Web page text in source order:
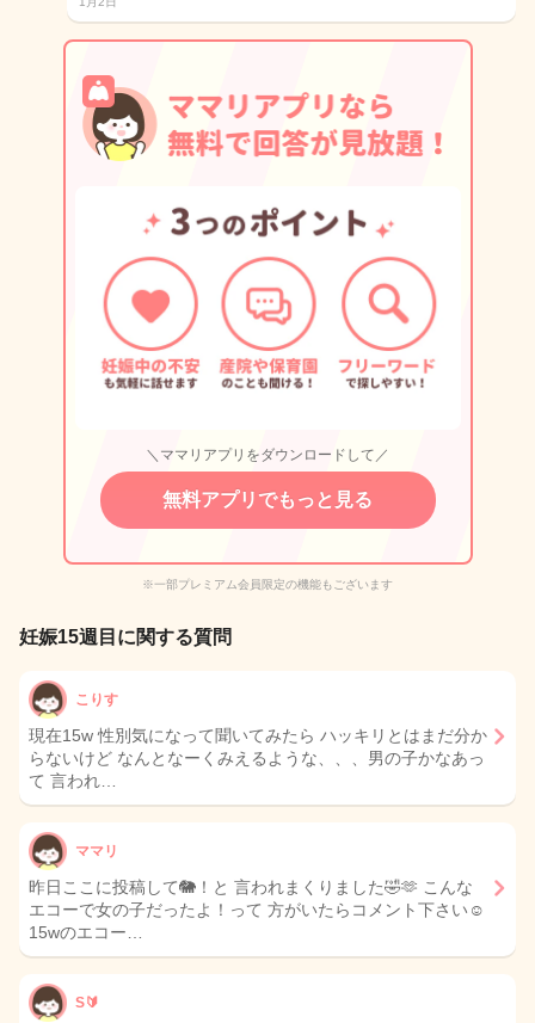
＼ママリアプリをダウンロードして／
無料アプリでもっと見る
※一部プレミアム会員限定の機能もございます
妊娠15週目に関する質問
こりす
現在15w 性別気になって聞いてみたら ハッキリとはまだ分か
らないけど なんとなーくみえるような、、、男の子かなあっ
て 言われ…
ママリ
昨日ここに投稿して🐘！と 言われまくりました🤣🫶 こんな
エコーで女の子だったよ！って 方がいたらコメント下さい☺️
15wのエコー…
S🔰